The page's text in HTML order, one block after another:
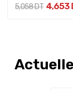
5,058 DT 4,653